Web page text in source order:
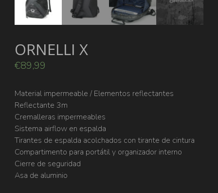
ORNELLI X
€89,99
Material impermeable / Elementos reflectantes
Reflectante 3m
Cremalleras impermeables
Sistema airflow en espalda
Tirantes de espalda acolchados con tirante de cintura
Compartimento para portátil y organizador interno
Cierre de seguridad
Asa de aluminio